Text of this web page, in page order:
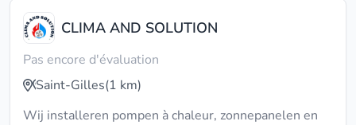
CLIMA AND SOLUTION
Pas encore d'évaluation
Saint-Gilles(1 km)
Wij installeren pompen à chaleur, zonnepanelen en